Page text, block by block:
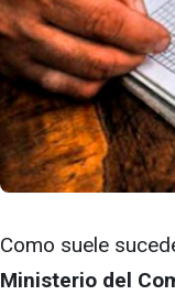
Como suele
Ministerio del